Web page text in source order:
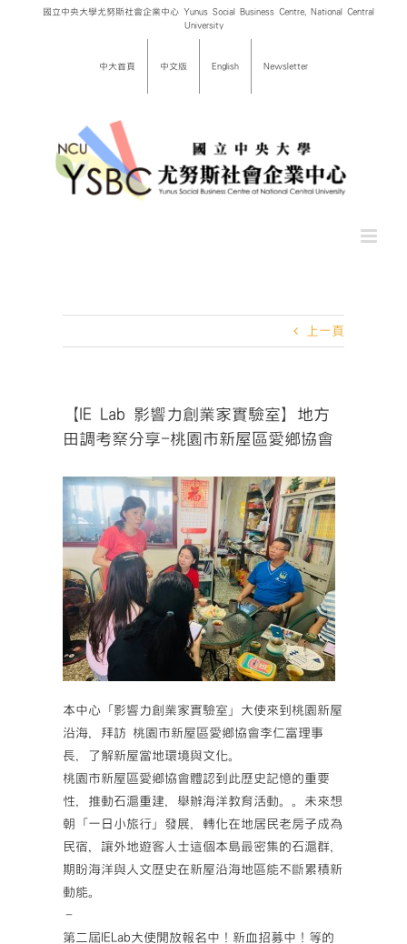
國立中央大學尤努斯社會企業中心 Yunus Social Business Centre, National Central
University
中大首頁 中文版 English Newsletter
上一頁
【IE Lab 影響力創業家實驗室】地方
田調考察分享-桃園市新屋區愛鄉協會
本中心「影響力創業家實驗室」大使來到桃園新屋
沿海，拜訪 桃園市新屋區愛鄉協會李仁富理事
長，了解新屋當地環境與文化。
桃園市新屋區愛鄉協會體認到此歷史記憶的重要
性，推動石滬重建，舉辦海洋教育活動。。未來想
朝「一日小旅行」發展，轉化在地居民老房子成為
民宿，讓外地遊客人士這個本島最密集的石滬群，
期盼海洋與人文歷史在新屋沿海地區能不斷累積新
動能。
–
第二屆IELab大使開放報名中！新血招募中！等的